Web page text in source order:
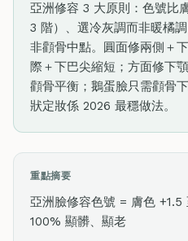
亞洲修容 3 大原則：色號比
3 階）、選冷灰調而非暖橘
非顴骨中點。圓面修兩側＋
際＋下巴尖縮短；方面修下
顴骨平衡；鵝蛋臉只需顴骨
狀定妝係 2026 最穩做法。
重點摘要
亞洲臉修容色號 = 膚色
100% 顯髒、顯老